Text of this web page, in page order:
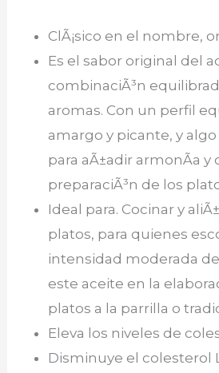
ClÃ¡sico en el nombre,
Es el sabor original del
combinaciÃ³n
aromas. Con un perfil
amargo y picante, y
para aÃ±adir armonÃ­a y
preparaciÃ³n de los
Ideal para. Cocinar y
platos, para quienes
intensidad moderada
este aceite en la
platos a la parrilla o
Eleva los niveles de
Disminuye el colesterol